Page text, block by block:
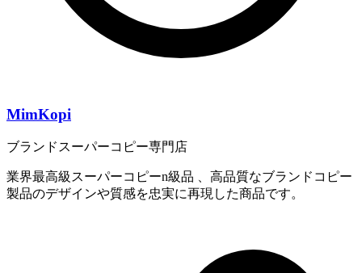
MimKopi
ブランドスーパーコピー専門店
業界最高級スーパーコピーn級品 、高品質なブランドコピー
製品のデザインや質感を忠実に再現した商品です。